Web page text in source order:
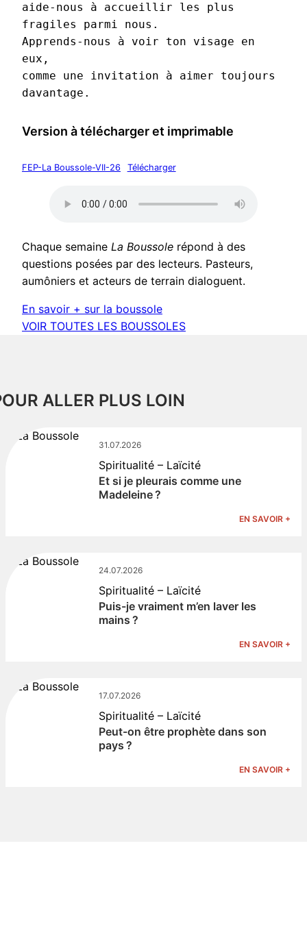
aide-nous à accueillir les plus
fragiles parmi nous.
Apprends-nous à voir ton visage en
eux,
comme une invitation à aimer toujours
davantage.
Version à télécharger et imprimable
FEP-La Boussole-VII-26 Télécharger
Chaque semaine La Boussole répond à des
questions posées par des lecteurs. Pasteurs,
aumôniers et acteurs de terrain dialoguent.
En savoir + sur la boussole
VOIR TOUTES LES BOUSSOLES
ALLER PLUS LOIN
31.07.2026
Spiritualité – Laïcité
Et si je pleurais comme une
Madeleine ?
EN SAVOIR +
24.07.2026
Spiritualité – Laïcité
Puis-je vraiment m’en laver les
mains ?
EN SAVOIR +
17.07.2026
Spiritualité – Laïcité
Peut-on être prophète dans son
pays ?
EN SAVOIR +